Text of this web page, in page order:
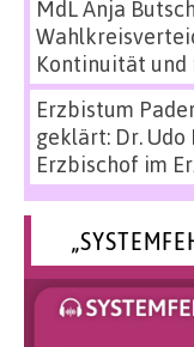
MdL Anja
Kontinuität und
Erzbistum
geklärt: Dr.
Erzbischof im